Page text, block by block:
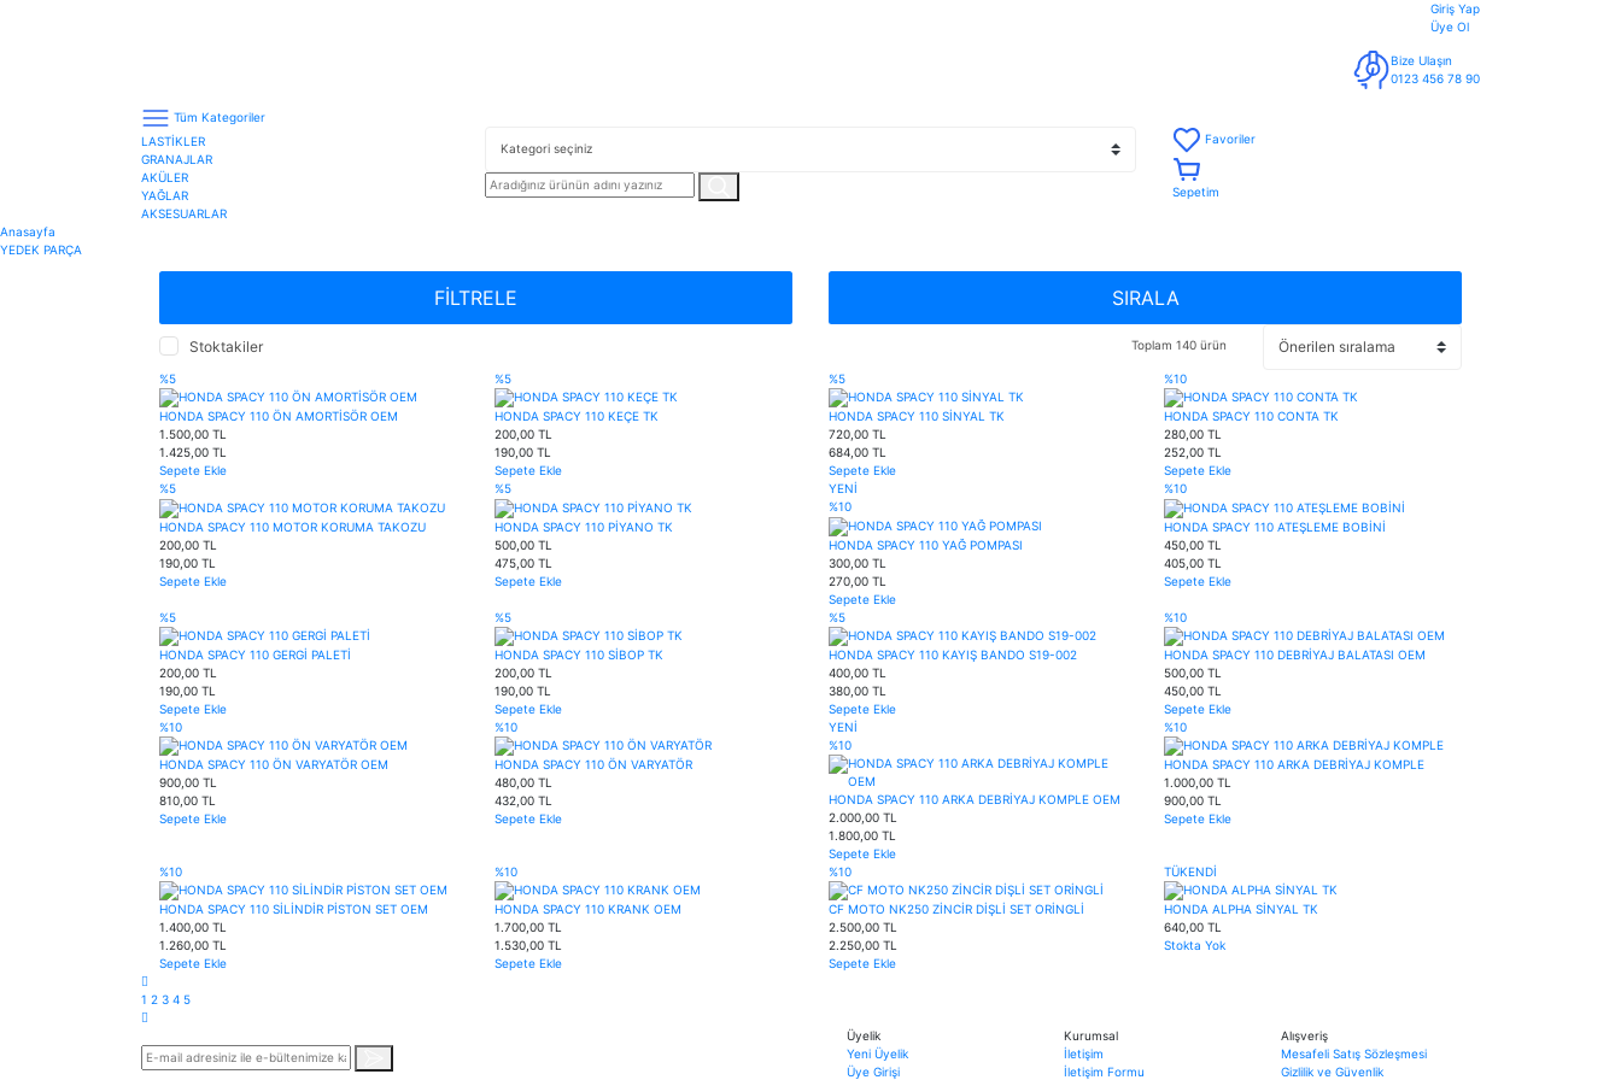
Giriş Yap
Üye Ol
Bize Ulaşın
0123 456 78 90
Tüm Kategoriler
LASTİKLER
GRANAJLAR
AKÜLER
YAĞLAR
AKSESUARLAR
Favoriler
Sepetim
Anasayfa
YEDEK PARÇA
FİLTRELE SIRALA
Stoktakiler Toplam 140 ürün
%5
HONDA SPACY 110 ÖN AMORTİSÖR OEM
1.500,00 TL
1.425,00 TL
Sepete Ekle
%5
HONDA SPACY 110 KEÇE TK
200,00 TL
190,00 TL
Sepete Ekle
%5
HONDA SPACY 110 SİNYAL TK
720,00 TL
684,00 TL
Sepete Ekle
%10
HONDA SPACY 110 CONTA TK
280,00 TL
252,00 TL
Sepete Ekle
%5
HONDA SPACY 110 MOTOR KORUMA TAKOZU
200,00 TL
190,00 TL
Sepete Ekle
%5
HONDA SPACY 110 PİYANO TK
500,00 TL
475,00 TL
Sepete Ekle
YENİ
%10
HONDA SPACY 110 YAĞ POMPASI
300,00 TL
270,00 TL
Sepete Ekle
%10
HONDA SPACY 110 ATEŞLEME BOBİNİ
450,00 TL
405,00 TL
Sepete Ekle
%5
HONDA SPACY 110 GERGİ PALETİ
200,00 TL
190,00 TL
Sepete Ekle
%5
HONDA SPACY 110 SİBOP TK
200,00 TL
190,00 TL
Sepete Ekle
%5
HONDA SPACY 110 KAYIŞ BANDO S19-002
400,00 TL
380,00 TL
Sepete Ekle
%10
HONDA SPACY 110 DEBRİYAJ BALATASI OEM
500,00 TL
450,00 TL
Sepete Ekle
%10
HONDA SPACY 110 ÖN VARYATÖR OEM
900,00 TL
810,00 TL
Sepete Ekle
%10
HONDA SPACY 110 ÖN VARYATÖR
480,00 TL
432,00 TL
Sepete Ekle
YENİ
%10
HONDA SPACY 110 ARKA DEBRİYAJ KOMPLE OEM
2.000,00 TL
1.800,00 TL
Sepete Ekle
%10
HONDA SPACY 110 ARKA DEBRİYAJ KOMPLE
1.000,00 TL
900,00 TL
Sepete Ekle
%10
HONDA SPACY 110 SİLİNDİR PİSTON SET OEM
1.400,00 TL
1.260,00 TL
Sepete Ekle
%10
HONDA SPACY 110 KRANK OEM
1.700,00 TL
1.530,00 TL
Sepete Ekle
%10
CF MOTO NK250 ZİNCİR DİŞLİ SET ORİNGLİ
2.500,00 TL
2.250,00 TL
Sepete Ekle
TÜKENDİ
HONDA ALPHA SİNYAL TK
640,00 TL
Stokta Yok
1 2 3 4 5
Üyelik
Yeni Üyelik
Üye Girişi
Kurumsal
İletişim
İletişim Formu
Alışveriş
Mesafeli Satış Sözleşmesi
Gizlilik ve Güvenlik